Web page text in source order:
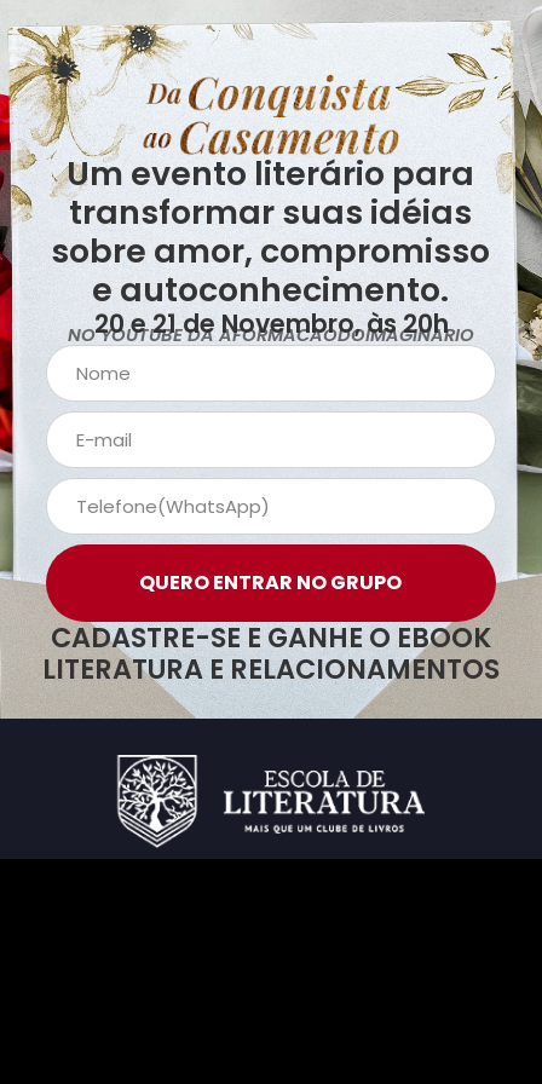
Um evento literário para
transformar suas idéias
sobre amor, compromisso
e autoconhecimento.
20 e 21 de Novembro, às 20h
NO YOUTUBE DA AFORMACAODOIMAGINARIO
QUERO ENTRAR NO GRUPO
CADASTRE-SE E GANHE O EBOOK
LITERATURA E RELACIONAMENTOS